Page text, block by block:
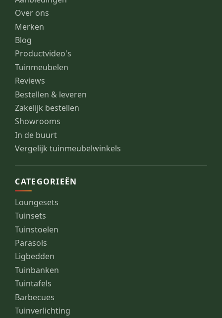
Over ons
Merken
Blog
Productvideo's
Tuinmeubelen
Reviews
Bestellen & leveren
Zakelijk bestellen
Showrooms
In de buurt
Vergelijk tuinmeubelwinkels
CATEGORIEËN
Loungesets
Tuinsets
Tuinstoelen
Parasols
Ligbedden
Tuinbanken
Tuintafels
Barbecues
Tuinverlichting